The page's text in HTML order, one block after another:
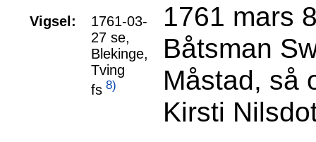
Vigsel:
1761-03-
27 se,
Blekinge,
Tving
fs 8)
1761 mars
Båtsman
Måstad, så
Kirsti